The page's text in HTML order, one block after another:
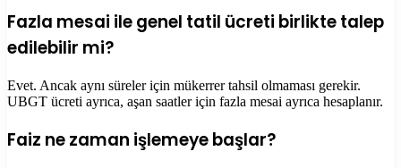
Fazla mesai ile genel tatil ücreti birlikte talep
edilebilir mi?
Evet. Ancak aynı süreler için mükerrer tahsil olmaması gerekir.
UBGT ücreti ayrıca, aşan saatler için fazla mesai ayrıca hesaplanır.
Faiz ne zaman işlemeye başlar?